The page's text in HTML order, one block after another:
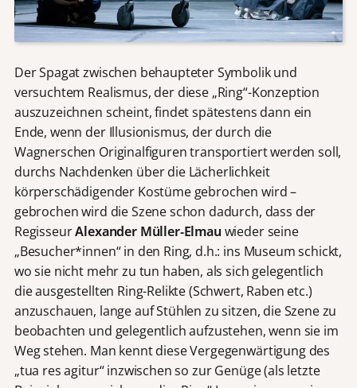
Der Spagat zwischen behaupteter Symbolik und
versuchtem Realismus, der diese „Ring“-Konzeption
auszuzeichnen scheint, findet spätestens dann ein
Ende, wenn der Illusionismus, der durch die
Wagnerschen Originalfiguren transportiert werden soll,
durchs Nachdenken über die Lächerlichkeit
körperschädigender Kostüme gebrochen wird –
gebrochen wird die Szene schon dadurch, dass der
RegisseurAlexander Müller-Elmau wieder seine
„Besucher*innen“ in den Ring, d.h.: ins Museum schickt,
wo sie nicht mehr zu tun haben, als sich gelegentlich
die ausgestellten Ring-Relikte (Schwert, Raben etc.)
anzuschauen, lange auf Stühlen zu sitzen, die Szene zu
beobachten und gelegentlich aufzustehen, wenn sie im
Weg stehen. Man kennt diese Vergegenwärtigung des
„tua res agitur“ inzwischen so zur Genüge (als letzte